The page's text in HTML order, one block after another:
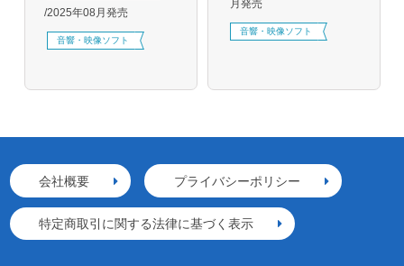
2025年08月発売
音響・映像ソフト
月発売
音響・映像ソフト
会社概要 プライバシーポリシー
特定商取引に関する法律に基づく表示